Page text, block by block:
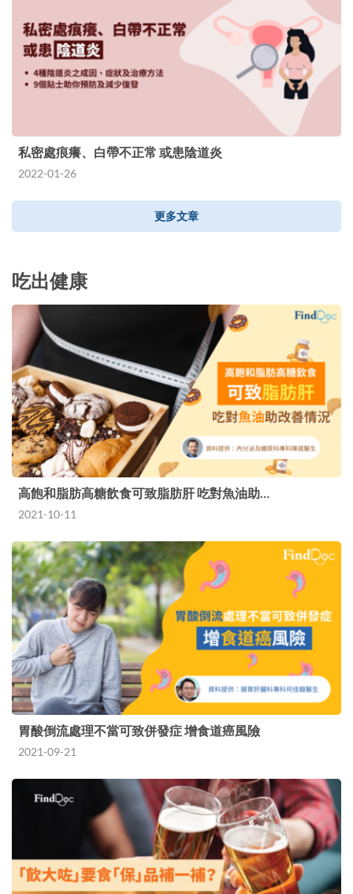
私密處痕癢、白帶不正常 或患陰道炎
2022-01-26
更多文章
吃出健康
高飽和脂肪高糖飲食可致脂肪肝 吃對魚油助…
2021-10-11
胃酸倒流處理不當可致併發症 增食道癌風險
2021-09-21